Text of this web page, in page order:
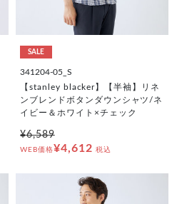
SALE
341204-05_S
【stanley blacker】【半袖】リネ
ンブレンドボタンダウンシャツ/ネ
イビー＆ホワイト×チェック
¥6,589
WEB価格¥4,612 税込